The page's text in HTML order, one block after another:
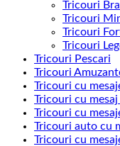
Tricouri
Tricouri
Tricouri
Tricouri
Tricouri Pescari
Tricouri
Tricouri cu
Tricouri cu
Tricouri cu
Tricouri auto cu
Tricouri cu